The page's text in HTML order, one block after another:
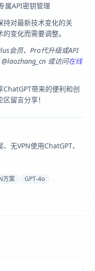
属API密钥管理
持对最新技术变化的关
变化而需要调整。
会员、Pro代升级或API
或访问在线
带来的便利和创
留言分享！
无VPN使用ChatGPT、
方案 GPT-4o